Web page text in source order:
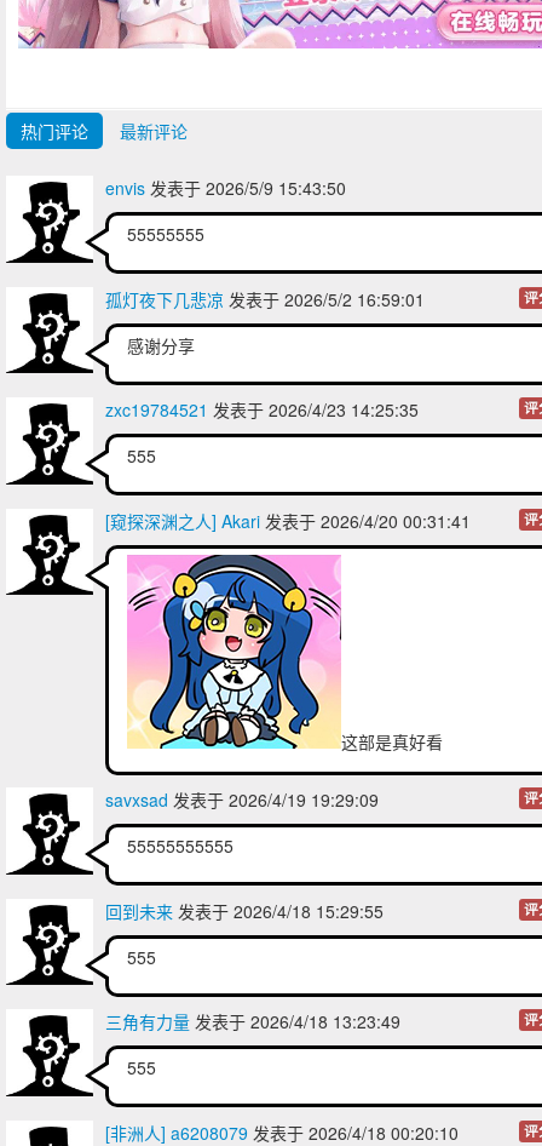
热门评论 最新评论
envis 发表于 2026/5/9 15:43:50
55555555
孤灯夜下几悲凉 发表于 2026/5/2 16:59:01 评
感谢分享
zxc19784521 发表于 2026/4/23 14:25:35 评
555
[窥探深渊之人] Akari 发表于 2026/4/20 00:31:41 评
这部是真好看
savxsad 发表于 2026/4/19 19:29:09 评
55555555555
回到未来 发表于 2026/4/18 15:29:55 评
555
三角有力量 发表于 2026/4/18 13:23:49 评
555
[非洲人] a6208079 发表于 2026/4/18 00:20:10 评